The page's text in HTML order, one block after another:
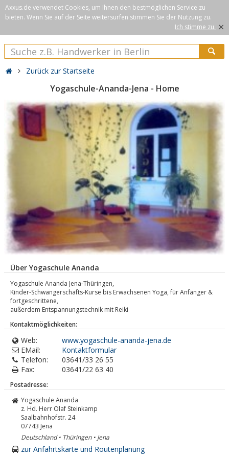
Axxus.de verwendet Cookies, um Ihnen den bestmöglichen Service zu
bieten. Wenn Sie auf der Seite weitersurfen stimmen Sie der Nutzung zu.
Ich stimme zu. ×
Zurück zur Startseite
Yogaschule-Ananda-Jena - Home
Über Yogaschule Ananda
Yogaschule Ananda Jena-Thüringen,
Kinder-Schwangerschafts-Kurse bis Erwachsenen Yoga, für Anfänger &
fortgeschrittene,
außerdem Entspannungstechnik mit Reiki
Kontaktmöglichkeiten:
Web:
www.yogaschule-ananda-jena.de
EMail:
Kontaktformular
Telefon:
03641/33 26 55
Fax:
03641/22 63 40
Postadresse:
Yogaschule Ananda
z. Hd. Herr Olaf Steinkamp
Saalbahnhofstr. 24
07743 Jena
Deutschland • Thüringen • Jena
zur Anfahrtskarte und Routenplanung